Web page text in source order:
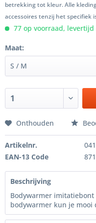
betrekking tot kleur. Alle
accessoires tenzij het specifiek
77 op voorraad, levertijd
Maat:
Onthouden
Artikelnr.
EAN-13 Code
Beschrijving
Bodywarmer
bodywarmer kun je mooi